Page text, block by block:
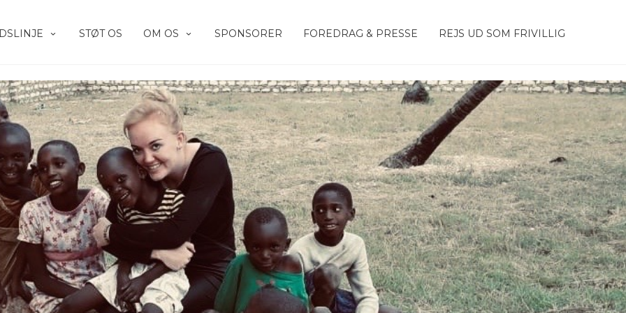
STØT OS OM OS SPONSORER FOREDRAG & PRESSE REJS UD SOM FRIVILLIG